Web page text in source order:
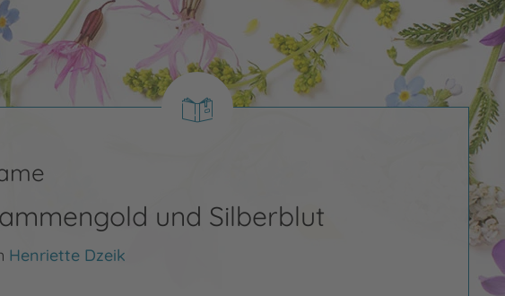
und Silberblut
Henriette Dzeik